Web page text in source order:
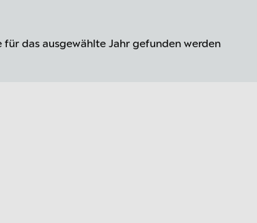
für das ausgewählte Jahr gefunden werden